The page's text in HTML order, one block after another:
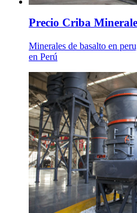
Precio Criba
Minerales de basalto en
en Perú